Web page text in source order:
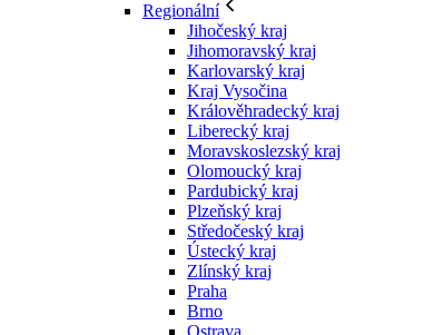
Regionální
Jihočeský kraj
Jihomoravský kraj
Karlovarský kraj
Kraj Vysočina
Králověhradecký kraj
Liberecký kraj
Moravskoslezský kraj
Olomoucký kraj
Pardubický kraj
Plzeňský kraj
Středočeský kraj
Ústecký kraj
Zlínský kraj
Praha
Brno
Ostrava